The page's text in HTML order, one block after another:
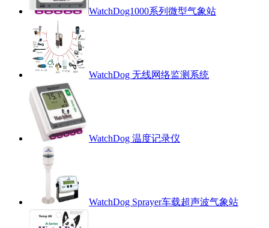
WatchDog1000系列微型气象站
WatchDog 无线网络监测系统
WatchDog 温度记录仪
WatchDog Sprayer车载超声波气象站